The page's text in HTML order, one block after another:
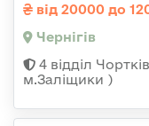
від 20000 до
Чернігів
4 відділ
м.Заліщики )